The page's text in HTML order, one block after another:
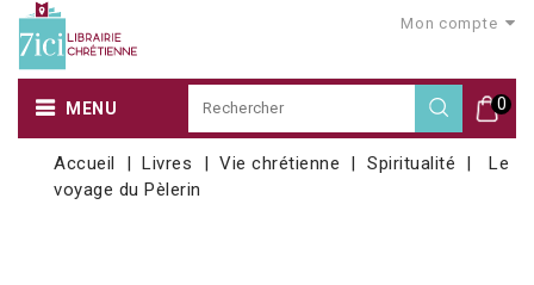
Mon compte
0
MENU
Accueil Livres Vie chrétienne Spiritualité
Le
voyage du Pèlerin